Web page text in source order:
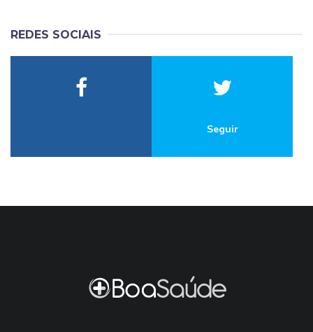
REDES SOCIAIS
Seguir